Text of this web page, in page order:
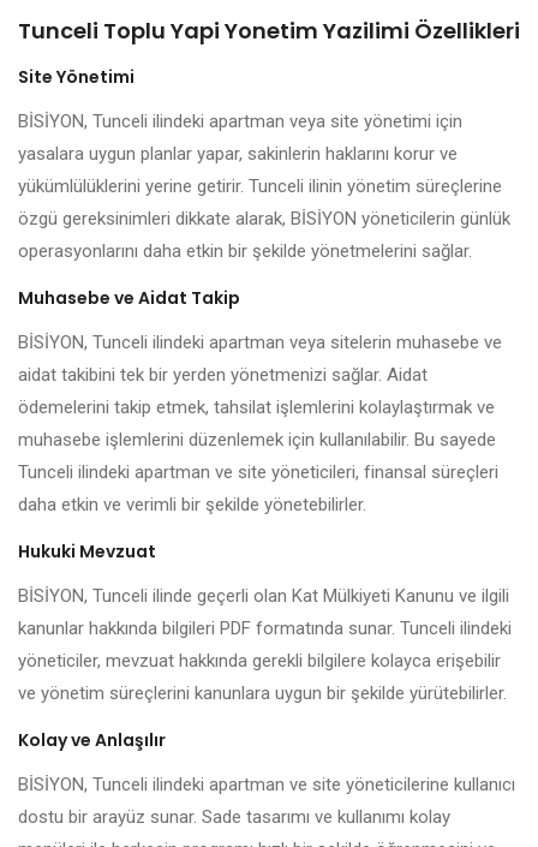
Tunceli Toplu Yapi Yonetim Yazilimi Özellikleri
Site Yönetimi
BİSİYON, Tunceli ilindeki apartman veya site yönetimi için
yasalara uygun planlar yapar, sakinlerin haklarını korur ve
yükümlülüklerini yerine getirir. Tunceli ilinin yönetim süreçlerine
özgü gereksinimleri dikkate alarak, BİSİYON yöneticilerin günlük
operasyonlarını daha etkin bir şekilde yönetmelerini sağlar.
Muhasebe ve Aidat Takip
BİSİYON, Tunceli ilindeki apartman veya sitelerin muhasebe ve
aidat takibini tek bir yerden yönetmenizi sağlar. Aidat
ödemelerini takip etmek, tahsilat işlemlerini kolaylaştırmak ve
muhasebe işlemlerini düzenlemek için kullanılabilir. Bu sayede
Tunceli ilindeki apartman ve site yöneticileri, finansal süreçleri
daha etkin ve verimli bir şekilde yönetebilirler.
Hukuki Mevzuat
BİSİYON, Tunceli ilinde geçerli olan Kat Mülkiyeti Kanunu ve ilgili
kanunlar hakkında bilgileri PDF formatında sunar. Tunceli ilindeki
yöneticiler, mevzuat hakkında gerekli bilgilere kolayca erişebilir
ve yönetim süreçlerini kanunlara uygun bir şekilde yürütebilirler.
Kolay ve Anlaşılır
BİSİYON, Tunceli ilindeki apartman ve site yöneticilerine kullanıcı
dostu bir arayüz sunar. Sade tasarımı ve kullanımı kolay